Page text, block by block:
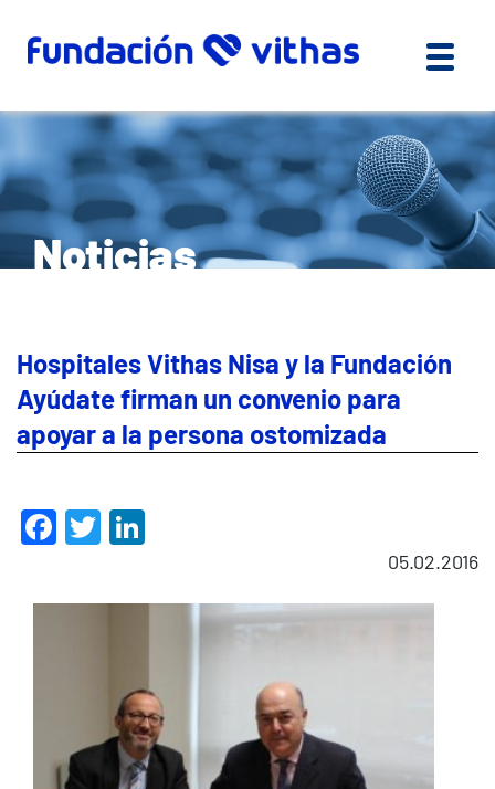
Noticias
Hospitales Vithas Nisa y la Fundación
Ayúdate firman un convenio para
apoyar a la persona ostomizada
Facebook
Twitter
05.02.2016